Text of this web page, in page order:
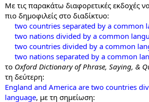
r
t
e
Με τις παρακάτω διαφορετικές εκδοχές
πιο δημοφιλείς στο διαδίκτυο:
two countries separated by a common
two nations divided by a common
two countries divided by a common
two nations separated by a common
το Oxford Dictionary of Phrase, Saying, &
τη δεύτερη:
England and America are two countries
language, με τη σημείωση: